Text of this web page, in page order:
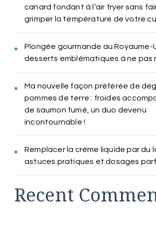
canard fondant à l’air fryer sans
grimper la température de votre
Plongée gourmande au Royaume-
desserts emblématiques à ne pas
Ma nouvelle façon préférée de
pommes de terre : froides
de saumon fumé, un duo devenu
incontournable !
Remplacer la crème liquide par du
astuces pratiques et dosages
Recent